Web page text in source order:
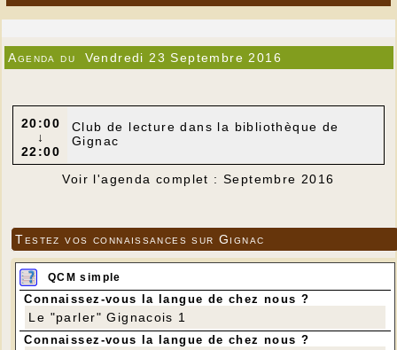
Agenda du Vendredi 23 Septembre 2016
20:00
↓
22:00
Club de lecture dans la bibliothèque de
Gignac
Voir l'agenda complet : Septembre 2016
Testez vos connaissances sur Gignac
QCM simple
Connaissez-vous la langue de chez nous ?
Le "parler" Gignacois 1
Connaissez-vous la langue de chez nous ?